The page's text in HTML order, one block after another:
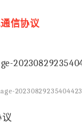
信协议
20230829235404423
议